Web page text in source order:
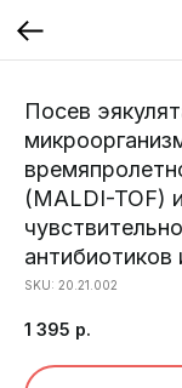
Посев
(MALDI-TOF)
антибиотиков
SKU: 20.21.002
1 395 р.